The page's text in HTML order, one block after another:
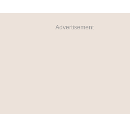
Advertisement